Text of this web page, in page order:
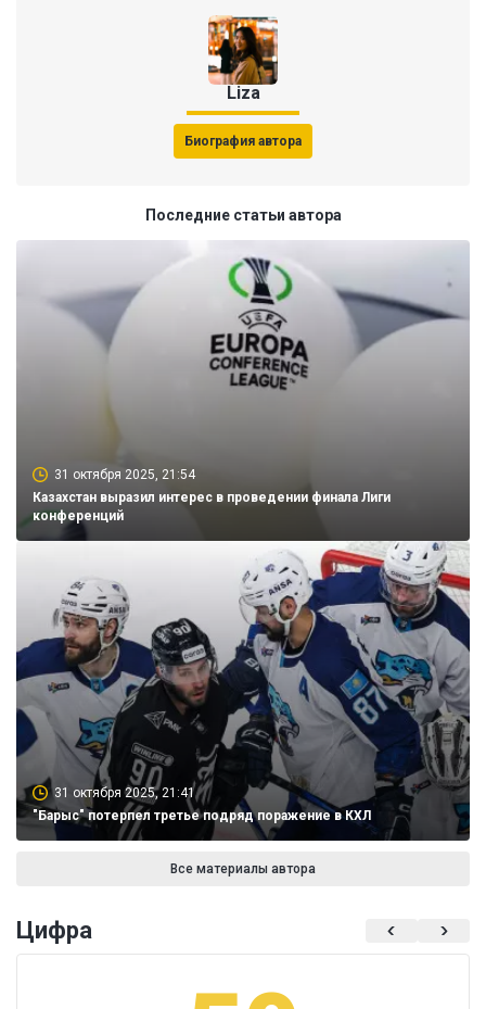
Liza
Биография автора
Последние статьи автора
31 октября 2025, 21:54
Казахстан выразил интерес в проведении финала Лиги
конференций
31 октября 2025, 21:41
"Барыс" потерпел третье подряд поражение в КХЛ
Все материалы автора
Цифра